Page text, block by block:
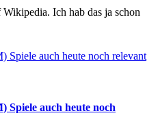
Ich hab das ja schon
Spiele auch heute noch